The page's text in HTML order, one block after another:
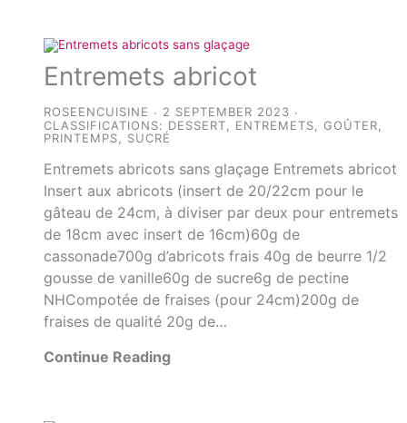
Entremets abricot
ROSEENCUISINE
2 SEPTEMBER 2023
CLASSIFICATIONS: DESSERT ENTREMETS ,GOÛTER
PRINTEMPS
SUCRÉ
Entremets abricots sans glaçage Entremets abricot
Insert aux abricots (insert de 20/22cm pour le
gâteau de 24cm, à diviser par deux pour entremets
de 18cm avec insert de 16cm)60g de
cassonade700g d’abricots frais 40g de beurre 1/2
gousse de vanille60g de sucre6g de pectine
NHCompotée de fraises (pour 24cm)200g de
fraises de qualité 20g de…
Continue Reading